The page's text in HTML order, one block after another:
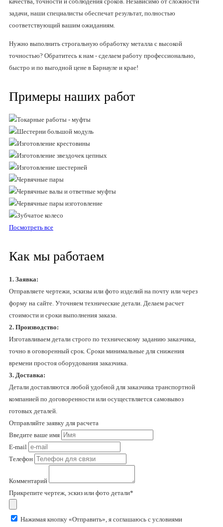
задачи, наши специалисты обеспечат результат, полностью
соответствующий вашим ожиданиям.
Нужно выполнить строгальную обработку металла с высокой
точностью? Обратитесь к нам - сделаем работу профессионально,
быстро и по выгодной цене в Барнауле и крае!
Примеры наших работ
Посмотреть все
Как мы работаем
1. Заявка:
Отправляете чертежи, эскизы или фото изделий на почту или через
форму на сайте. Уточняем технические детали. Делаем расчет
стоимости и сроки выполнения заказа.
2. Производство:
Изготавливаем детали строго по техническому заданию заказчика,
точно в оговоренный срок. Сроки минимальные для снижения
времени простоя оборудования заказчика.
3. Доставка:
Детали доставляются любой удобной для заказчика транспортной
компанией по договоренности или осуществляется самовывоз
готовых деталей.
Отправляйте заявку для расчета
Введите ваше имя
E-mail
Телефон
Комментарий
Прикрепите чертеж, эскиз или фото детали*
Нажимая кнопку «Отправить», я соглашаюсь с условиями